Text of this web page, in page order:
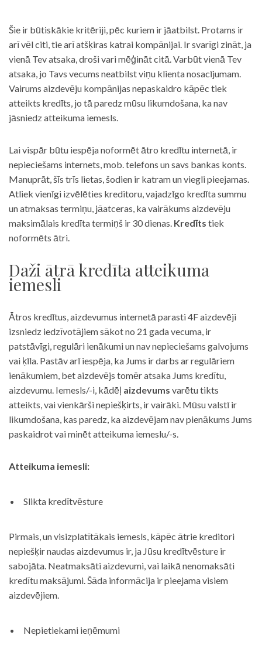
Šie ir būtiskākie kritēriji, pēc kuriem ir jāatbilst. Protams ir
arī vēl citi, tie arī atšķiras katrai kompānijai. Ir svarīgi zināt, ja
vienā Tev atsaka, droši vari mēģināt citā. Varbūt vienā Tev
atsaka, jo Tavs vecums neatbilst viņu klienta nosacījumam.
Vairums aizdevēju kompānijas nepaskaidro kāpēc tiek
atteikts kredīts, jo tā paredz mūsu likumdošana, ka nav
jāsniedz atteikuma iemesls.
Lai vispār būtu iespēja noformēt ātro kredītu internetā, ir
nepieciešams internets, mob. telefons un savs bankas konts.
Manuprāt, šīs trīs lietas, šodien ir katram un viegli pieejamas.
Atliek vienīgi izvēlēties kreditoru, vajadzīgo kredīta summu
un atmaksas termiņu, jāatceras, ka vairākums aizdevēju
maksimālais kredīta termiņš ir 30 dienas. Kredīts tiek
noformēts ātri.
Daži ātrā kredīta atteikuma
iemesli
Ātros kredītus, aizdevumus internetā parasti 4F aizdevēji
izsniedz iedzīvotājiem sākot no 21 gada vecuma, ir
patstāvīgi, regulāri ienākumi un nav nepieciešams galvojums
vai ķīla. Pastāv arī iespēja, ka Jums ir darbs ar regulāriem
ienākumiem, bet aizdevējs tomēr atsaka Jums kredītu,
aizdevumu. Iemesls/-i, kādēļ aizdevums varētu tikts
atteikts, vai vienkārši nepiešķirts, ir vairāki. Mūsu valstī ir
likumdošana, kas paredz, ka aizdevējam nav pienākums Jums
paskaidrot vai minēt atteikuma iemeslu/-s.
Atteikuma iemesli:
Slikta kredītvēsture
Pirmais, un visizplatītākais iemesls, kāpēc ātrie kreditori
nepiešķir naudas aizdevumus ir, ja Jūsu kredītvēsture ir
sabojāta. Neatmaksāti aizdevumi, vai laikā nenomaksāti
kredītu maksājumi. Šāda informācija ir pieejama visiem
aizdevējiem.
Nepietiekami ieņēmumi